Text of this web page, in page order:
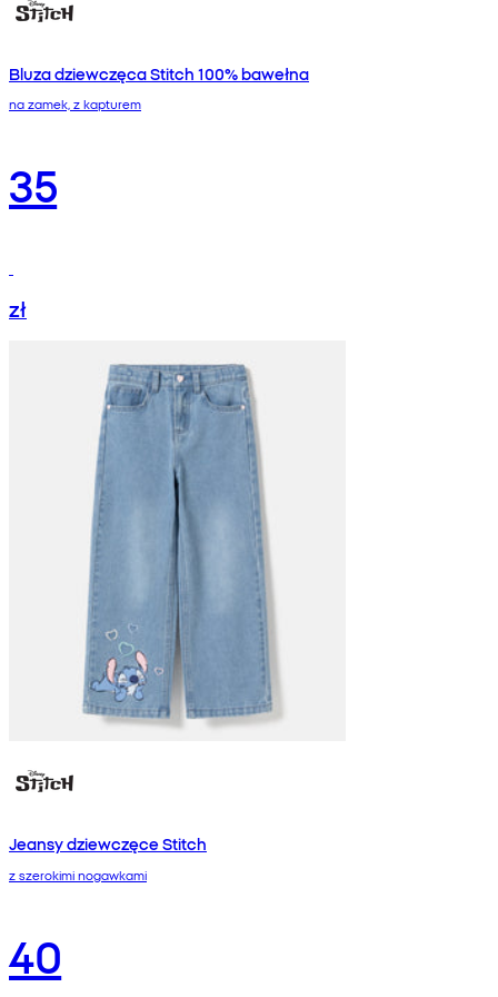
Bluza dziewczęca Stitch 100% bawełna
na zamek, z kapturem
35
zł
Jeansy dziewczęce Stitch
z szerokimi nogawkami
40